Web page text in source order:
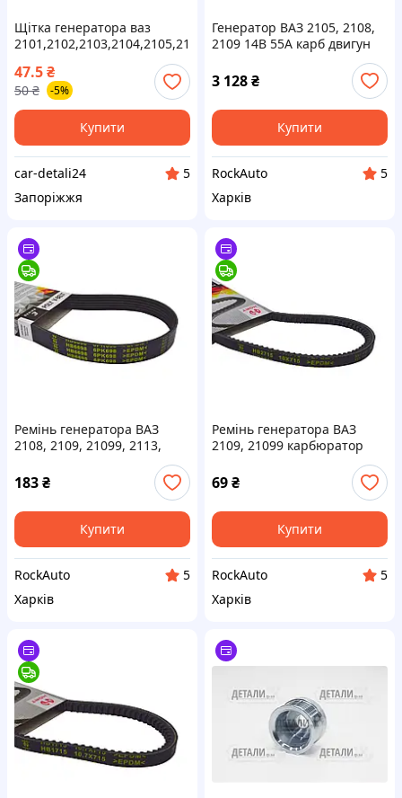
Щітка генератора ваз
2101,2102,2103,2104,2105,2106,2107
47.5₴
50 ₴ -5%
Купити
car-detali24
5
Запоріжжя
Генератор ВАЗ 2105, 2108,
2109 14В 55А карб двигун
3 128₴
Купити
RockAuto
5
Харків
Ремінь генератора ВАЗ
2108, 2109, 21099, 2113,
полікліновий 6PK698 Hort
183₴
Купити
RockAuto
5
Харків
Ремінь генератора ВАЗ
2109, 21099 карбюратор
зубчастий AVX10х715 Hort
69₴
Купити
RockAuto
5
Харків